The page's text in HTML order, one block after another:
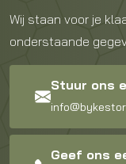
Wij staan voor je
onderstaande
Stuur ons
Geef ons